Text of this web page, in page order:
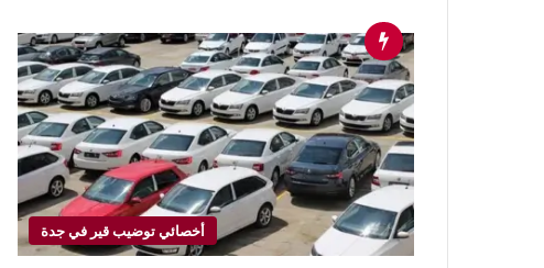
أخصائي توضيب قير في جدة